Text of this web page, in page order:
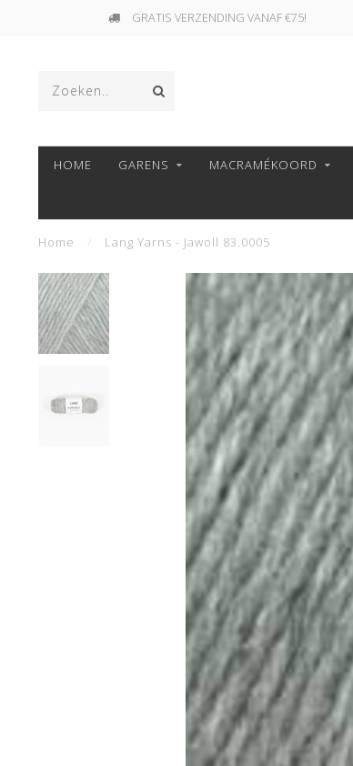
GRATIS VERZENDING VANAF €75!
HOME GARENS MACRAMÉKOORD
Home Lang Yarns - Jawoll 83.0005